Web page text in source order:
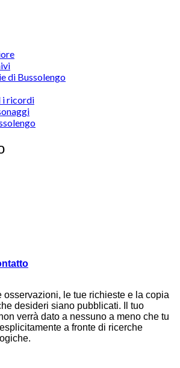
di Bussolengo
i ricordi
osservazioni, le tue richieste e la copia
desideri siano pubblicati. Il tuo
verrà dato a nessuno a meno che tu
a fronte di ricerche